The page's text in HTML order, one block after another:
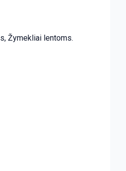
, Žymekliai lentoms.